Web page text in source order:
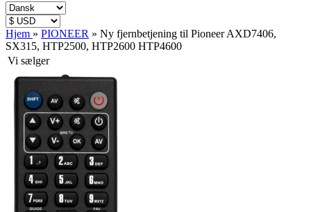
Hjem » PIONEER » Ny fjernbetjening til Pioneer AXD7406,
SX315, HTP2500, HTP2600 HTP4600
Vi sælger